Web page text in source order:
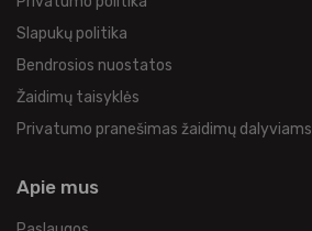
Slapukų politika
Bendrosios nuostatos
Žaidimų taisyklės
Privatumo pranešimas žaidimų dalyviams
Apie mus